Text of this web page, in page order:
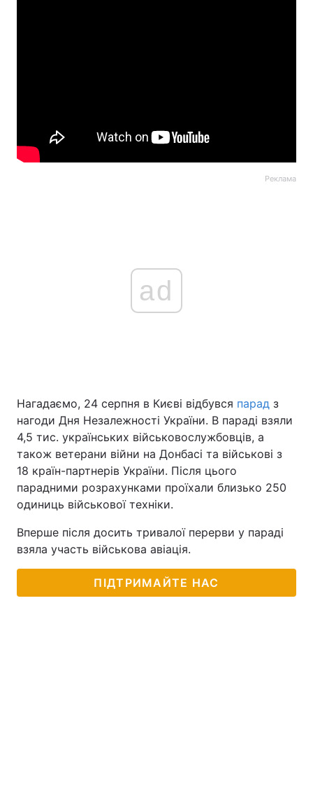
Реклама
ad
Нагадаємо, 24 серпня в Києві відбувся парад з
нагоди Дня Незалежності України. В параді взяли
4,5 тис. українських військовослужбовців, а
також ветерани війни на Донбасі та військові з
18 країн-партнерів України. Після цього
парадними розрахунками проїхали близько 250
одиниць військової техніки.
Вперше після досить тривалої перерви у параді
взяла участь військова авіація.
ПІДТРИМАЙТЕ НАС